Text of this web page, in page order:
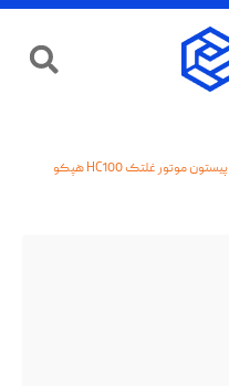
پیستون موتور غلتک HC100 هپکو